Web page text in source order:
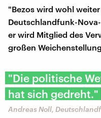
"Bezos wird wohl
Deutschlandfunk-
er wird Mitglied des
großen
"Die politische
hat sich gedreht."
Andreas Noll,